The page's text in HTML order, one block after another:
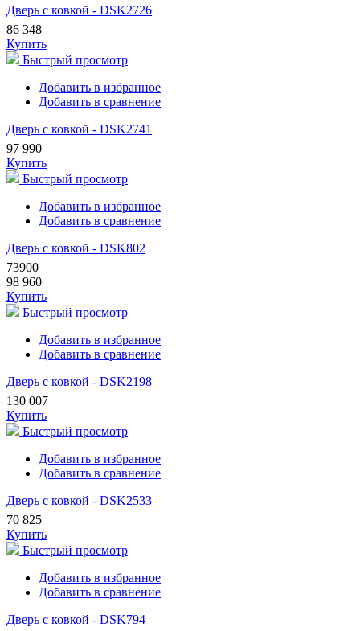
Дверь с ковкой - DSK2726
86 348
Купить
Быстрый просмотр
Добавить в избранное
Добавить в сравнение
Дверь с ковкой - DSK2741
97 990
Купить
Быстрый просмотр
Добавить в избранное
Добавить в сравнение
Дверь с ковкой - DSK802
73900
98 960
Купить
Быстрый просмотр
Добавить в избранное
Добавить в сравнение
Дверь с ковкой - DSK2198
130 007
Купить
Быстрый просмотр
Добавить в избранное
Добавить в сравнение
Дверь с ковкой - DSK2533
70 825
Купить
Быстрый просмотр
Добавить в избранное
Добавить в сравнение
Дверь с ковкой - DSK794